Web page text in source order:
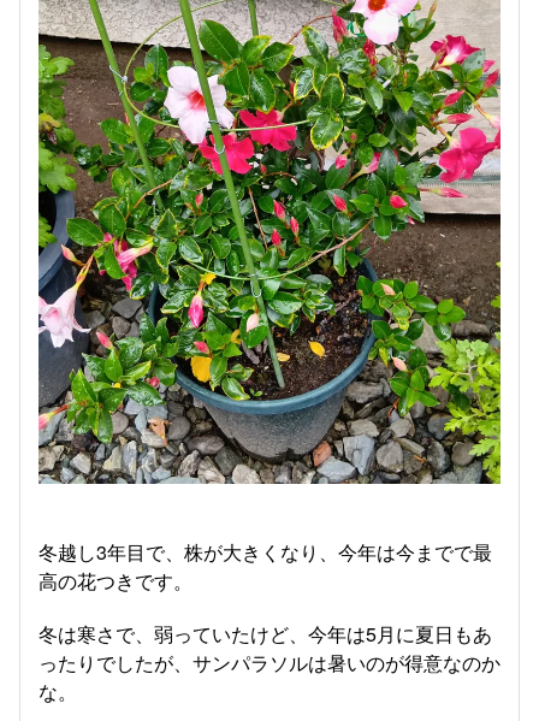
冬越し3年目で、株が大きくなり、今年は今までで最
高の花つきです。
冬は寒さで、弱っていたけど、今年は5月に夏日もあ
ったりでしたが、サンパラソルは暑いのが得意なのか
な。